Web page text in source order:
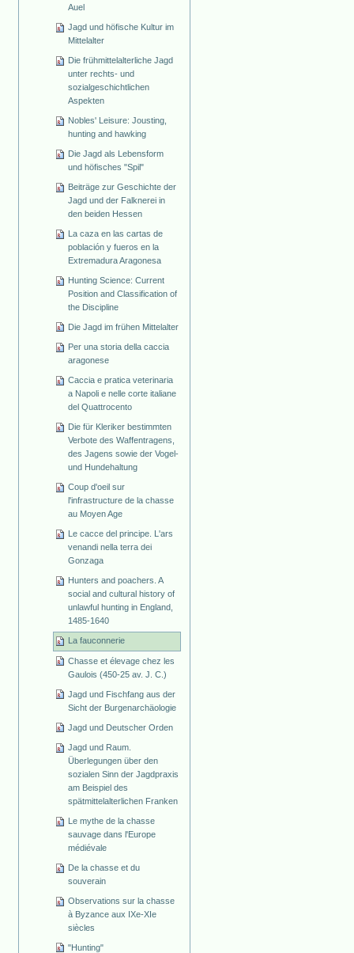
Auel
Jagd und höfische Kultur im
Mittelalter
Die frühmittelalterliche Jagd
unter rechts- und
sozialgeschichtlichen
Aspekten
Nobles' Leisure: Jousting,
hunting and hawking
Die Jagd als Lebensform
und höfisches "Spil"
Beiträge zur Geschichte der
Jagd und der Falknerei in
den beiden Hessen
La caza en las cartas de
población y fueros en la
Extremadura Aragonesa
Hunting Science: Current
Position and Classification of
the Discipline
Die Jagd im frühen Mittelalter
Per una storia della caccia
aragonese
Caccia e pratica veterinaria
a Napoli e nelle corte italiane
del Quattrocento
Die für Kleriker bestimmten
Verbote des Waffentragens,
des Jagens sowie der Vogel-
und Hundehaltung
Coup d'oeil sur
l'infrastructure de la chasse
au Moyen Age
Le cacce del principe. L'ars
venandi nella terra dei
Gonzaga
Hunters and poachers. A
social and cultural history of
unlawful hunting in England,
1485-1640
La fauconnerie
Chasse et élevage chez les
Gaulois (450-25 av. J. C.)
Jagd und Fischfang aus der
Sicht der Burgenarchäologie
Jagd und Deutscher Orden
Jagd und Raum.
Überlegungen über den
sozialen Sinn der Jagdpraxis
am Beispiel des
spätmittelalterlichen Franken
Le mythe de la chasse
sauvage dans l'Europe
médiévale
De la chasse et du
souverain
Observations sur la chasse
à Byzance aux IXe-XIe
siècles
"Hunting"